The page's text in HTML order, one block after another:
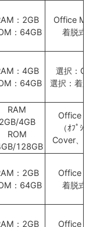
：2GB
：64GB
Office
着脱式
：4GB
：64GB
選択：
選択：着脱
RAM
2GB/4GB
ROM
128GB
Office
（ｵﾌﾟｼｮ
Cover、
：2GB
：64GB
Office
着脱式
：2GB
Office